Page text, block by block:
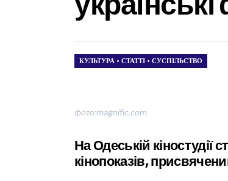
КУЛЬТУРА • СТАТТІ • СУСПІЛЬСТВО
фото:magnific.com
На Одеській кіностудії
кінопоказів,